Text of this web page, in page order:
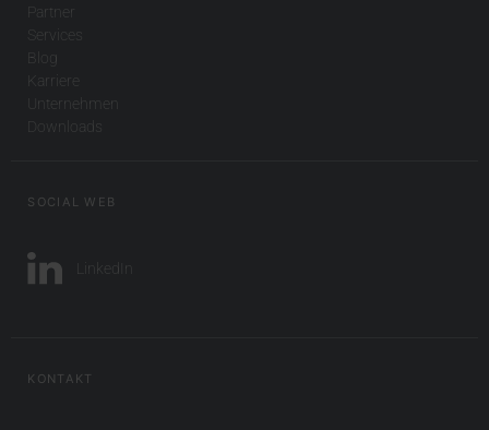
Partner
Services
Blog
Karriere
Unternehmen
Downloads
SOCIAL WEB
LinkedIn
KONTAKT